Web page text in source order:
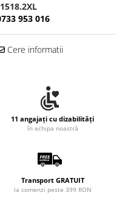
953 016
Cere informatii
11 angajați cu dizabilități
în echipa noastră
Transport GRATUIT
la comenzi peste 399 RON